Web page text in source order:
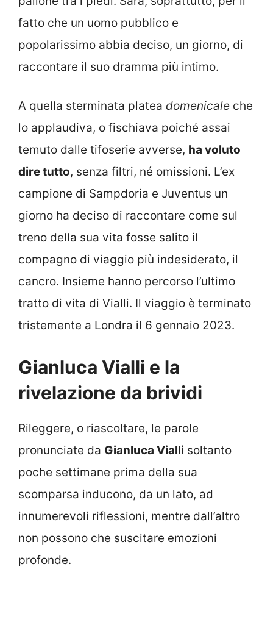
fatto che un uomo pubblico e
popolarissimo abbia deciso, un giorno, di
raccontare il suo dramma più intimo.
A quella sterminata platea domenicale che
lo applaudiva, o fischiava poiché assai
temuto dalle tifoserie avverse, ha voluto
dire tutto, senza filtri, né omissioni. L’ex
campione di Sampdoria e Juventus un
giorno ha deciso di raccontare come sul
treno della sua vita fosse salito il
compagno di viaggio più indesiderato, il
cancro. Insieme hanno percorso l’ultimo
tratto di vita di Vialli. Il viaggio è terminato
tristemente a Londra il 6 gennaio 2023.
Gianluca Vialli e la
rivelazione da brividi
Rileggere, o riascoltare, le parole
pronunciate da Gianluca Vialli soltanto
poche settimane prima della sua
scomparsa inducono, da un lato, ad
innumerevoli riflessioni, mentre dall’altro
non possono che suscitare emozioni
profonde.